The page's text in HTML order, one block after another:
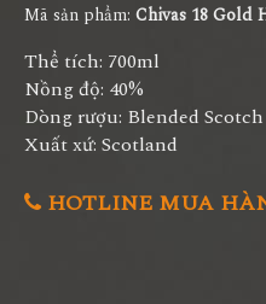
Mã sản phẩm: Chivas 18 Gold
Thể tích: 700ml
Nồng độ: 40%
Dòng rượu: Blended Scotch
Xuất xứ: Scotland
HOTLINE MUA